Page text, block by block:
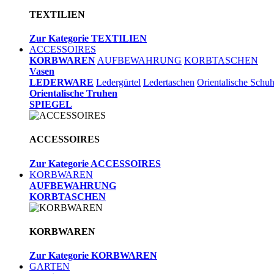
TEXTILIEN
Zur Kategorie TEXTILIEN
ACCESSOIRES
KORBWAREN AUFBEWAHRUNG KORBTASCHEN
Vasen
LEDERWARE Ledergürtel Ledertaschen Orientalische
Orientalische Truhen
SPIEGEL
ACCESSOIRES
Zur Kategorie ACCESSOIRES
KORBWAREN
AUFBEWAHRUNG
KORBTASCHEN
KORBWAREN
Zur Kategorie KORBWAREN
GARTEN